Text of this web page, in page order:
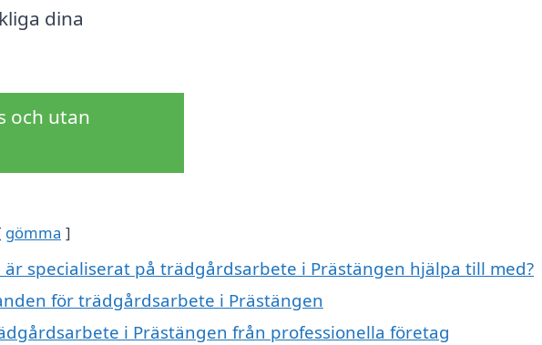
dina
och utan
gömma
specialiserat på trädgårdsarbete i Prästängen hjälpa till med?
för trädgårdsarbete i Prästängen
i Prästängen från professionella företag